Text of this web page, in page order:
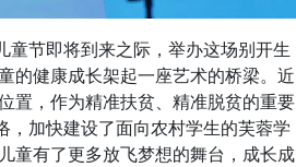
童节即将到来之际，举办这场别开生
的健康成长架起一座艺术的桥梁。近
置，作为精准扶贫、精准脱贫的重要
，加快建设了面向农村学生的芙蓉学
童有了更多放飞梦想的舞台，成长成